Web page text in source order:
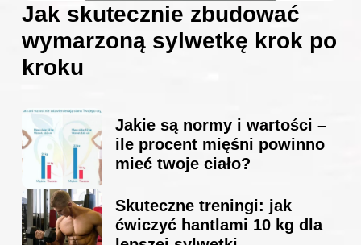
Jak skutecznie zbudować
wymarzoną sylwetkę krok po
kroku
Jakie są normy i wartości –
ile procent mięśni powinno
mieć twoje ciało?
Skuteczne treningi: jak
ćwiczyć hantlami 10 kg dla